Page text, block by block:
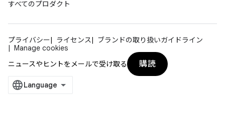
すべてのプロダクト
プライバシー ライセンス
ブランドの取り扱いガイドライン
Manage cookies
ニュースやヒントをメールで受け取る
購読